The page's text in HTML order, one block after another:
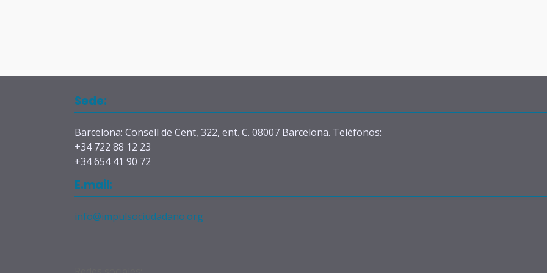
Sede:
Barcelona: Consell de Cent, 322, ent. C. 08007 Barcelona. Teléfonos:
+34 722 88 12 23
+34 654 41 90 72
E.mail:
info@impulsociudadano.org